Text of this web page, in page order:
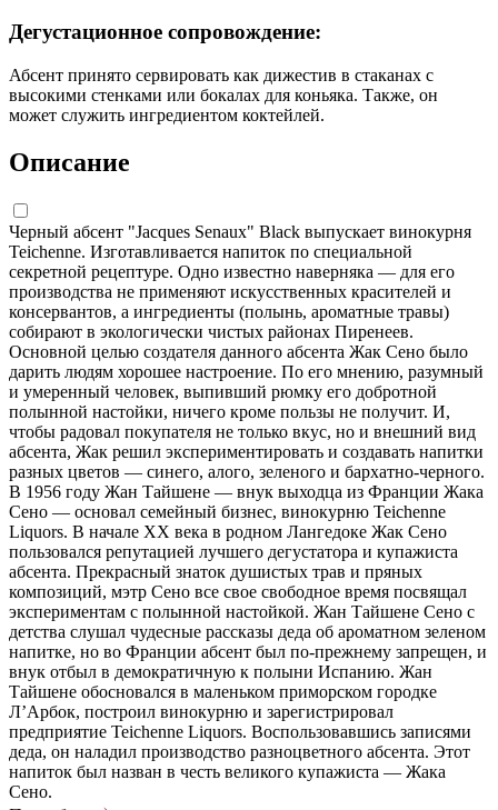
Дегустационное сопровождение:
Абсент принято сервировать как дижестив в стаканах с
высокими стенками или бокалах для коньяка. Также, он
может служить ингредиентом коктейлей.
Описание
Черный абсент "Jacques Senaux" Black выпускает винокурня
Teichenne. Изготавливается напиток по специальной
секретной рецептуре. Одно известно наверняка — для его
производства не применяют искусственных красителей и
консервантов, а ингредиенты (полынь, ароматные травы)
собирают в экологически чистых районах Пиренеев.
Основной целью создателя данного абсента Жак Сено было
дарить людям хорошее настроение. По его мнению, разумный
и умеренный человек, выпивший рюмку его добротной
полынной настойки, ничего кроме пользы не получит. И,
чтобы радовал покупателя не только вкус, но и внешний вид
абсента, Жак решил экспериментировать и создавать напитки
разных цветов — синего, алого, зеленого и бархатно-черного.
В 1956 году Жан Тайшене — внук выходца из Франции Жака
Сено — основал семейный бизнес, винокурню Teichenne
Liquors. В начале XX века в родном Лангедоке Жак Сено
пользовался репутацией лучшего дегустатора и купажиста
абсента. Прекрасный знаток душистых трав и пряных
композиций, мэтр Сено все свое свободное время посвящал
экспериментам с полынной настойкой. Жан Тайшене Сено с
детства слушал чудесные рассказы деда об ароматном зеленом
напитке, но во Франции абсент был по-прежнему запрещен, и
внук отбыл в демократичную к полыни Испанию. Жан
Тайшене обосновался в маленьком приморском городке
Л’Арбок, построил винокурню и зарегистрировал
предприятие Teichenne Liquors. Воспользовавшись записями
деда, он наладил производство разноцветного абсента. Этот
напиток был назван в честь великого купажиста — Жака
Сено.